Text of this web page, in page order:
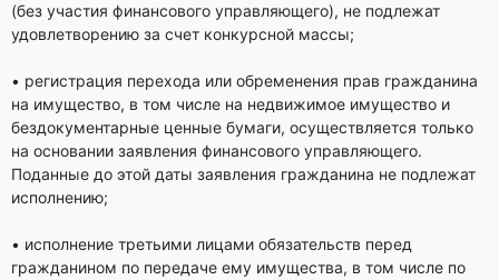
(без участия финансового управляющего), не подлежат
удовлетворению за счет конкурсной массы;
• регистрация перехода или обременения прав гражданина
на имущество, в том числе на недвижимое имущество и
бездокументарные ценные бумаги, осуществляется только
на основании заявления финансового управляющего.
Поданные до этой даты заявления гражданина не подлежат
исполнению;
• исполнение третьими лицами обязательств перед
гражданином по передаче ему имущества, в том числе по